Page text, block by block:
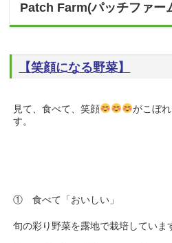
Patch Farm(パッチファー
【笑顔になる野菜】
見て、食べて、笑顔
がこぼ
す。
① 食べて「おいしい」
旬の彩り野菜を露地で栽培していま